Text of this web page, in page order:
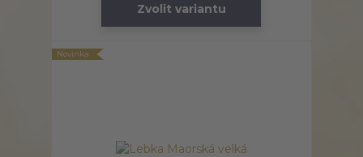
Zvolit variantu
Novinka